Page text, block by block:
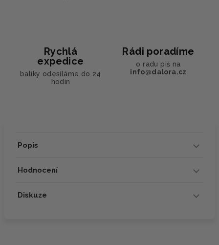
Rychlá
expedice
balíky odesíláme do 24
hodin
Rádi poradíme
o radu piš na
info@dalora.cz
Popis
Hodnocení
Diskuze